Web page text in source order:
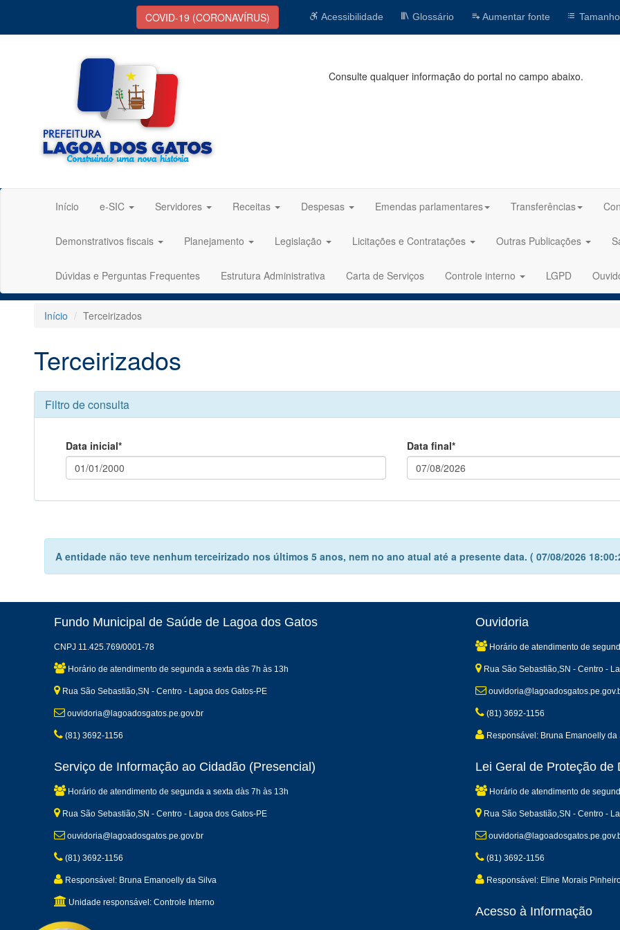
COVID-19 (CORONAVÍRUS) Acessibilidade Glossário Aumentar fonte
Consulte qualquer informação do portal no campo abaixo.
Início e-SIC Servidores Receitas Despesas Emendas parlamentares Transferências
Demonstrativos fiscais Planejamento Legislação Licitações e Contratações Outras Publicações
Dúvidas e Perguntas Frequentes Estrutura Administrativa Carta de Serviços Controle interno LGPD
Início Terceirizados
Terceirizados
Filtro de consulta
Data inicial* Data final*
A entidade não teve nenhum terceirizado nos últimos 5 anos, nem no ano atual até a presente data. ( 07/08/2026
Fundo Municipal de Saúde de Lagoa dos Gatos
CNPJ 11.425.769/0001-78
Horário de atendimento de segunda a sexta dàs 7h às 13h
Rua São Sebastião,SN - Centro - Lagoa dos Gatos-PE
ouvidoria@lagoadosgatos.pe.gov.br
(81) 3692-1156
Ouvidoria
Horário de atendimento de
Rua São Sebastião,SN - Centro -
(81) 3692-1156
Responsável: Bruna Emanoelly da
Serviço de Informação ao Cidadão (Presencial)
Horário de atendimento de segunda a sexta dàs 7h às 13h
Rua São Sebastião,SN - Centro - Lagoa dos Gatos-PE
ouvidoria@lagoadosgatos.pe.gov.br
(81) 3692-1156
Responsável: Bruna Emanoelly da Silva
Unidade responsável: Controle Interno
Lei Geral de Proteção de
Horário de atendimento de
Rua São Sebastião,SN - Centro -
(81) 3692-1156
Responsável: Eline Morais
Acesso à Informação